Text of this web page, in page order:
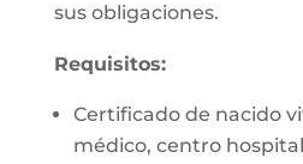
sus obligaciones.
Requisitos:
Certificado de nacido
médico, centro